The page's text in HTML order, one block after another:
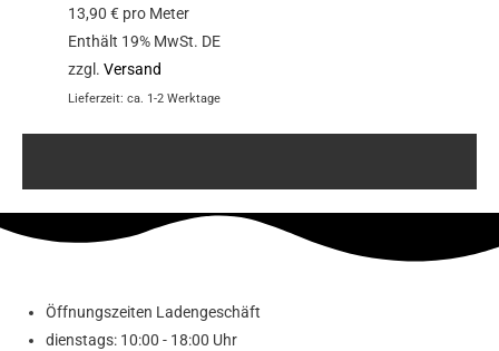
13,90€ pro Meter
Enthält 19% MwSt. DE
zzgl.Versand
Lieferzeit: ca. 1-2 Werktage
Öffnungszeiten Ladengeschäft
dienstags: 10:00 - 18:00 Uhr